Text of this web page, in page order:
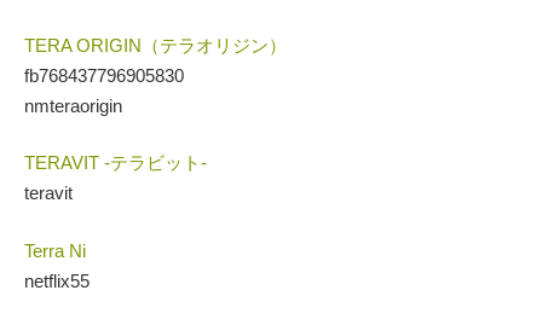
TERA ORIGIN（テラオリジン）
fb768437796905830
nmteraorigin
TERAVIT -テラビット-
teravit
Terra Ni
netflix55